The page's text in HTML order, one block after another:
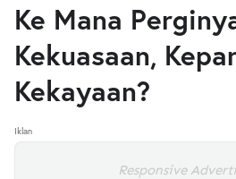
Ke Mana
Kekuasaan,
Kekayaan?
Iklan
Responsive